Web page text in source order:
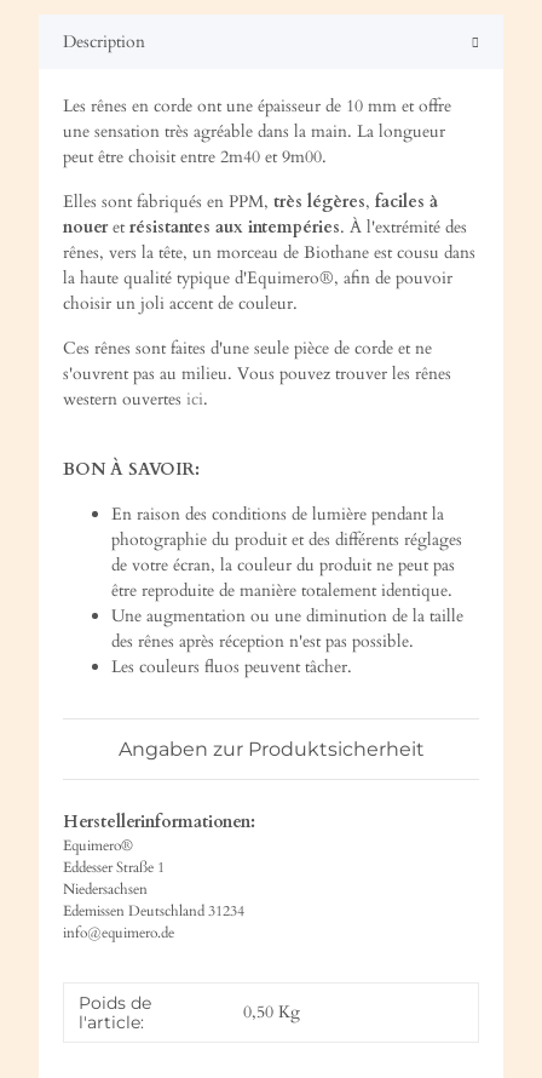
Description
Les rênes en corde ont une épaisseur de 10 mm et offre
une sensation très agréable dans la main. La longueur
peut être choisit entre 2m40 et 9m00.
Elles sont fabriqués en PPM, très légères, faciles à
noueretrésistantes aux intempéries. À l'extrémité des
rênes, vers la tête, un morceau de Biothane est cousu dans
la haute qualité typique d'Equimero®, afin de pouvoir
choisir un joli accent de couleur.
Ces rênes sont faites d'une seule pièce de corde et ne
s'ouvrent pas au milieu. Vous pouvez trouver les rênes
western ouvertes ici.
BON À SAVOIR:
En raison des conditions de lumière pendant la
photographie du produit et des différents réglages
de votre écran, la couleur du produit ne peut pas
être reproduite de manière totalement identique.
Une augmentation ou une diminution de la taille
des rênes après réception n'est pas possible.
Les couleurs fluos peuvent tâcher.
Angaben zur Produktsicherheit
Herstellerinformationen:
Equimero®
Eddesser Straße 1
Niedersachsen
Edemissen Deutschland 31234
info@equimero.de
Poids de
l'article:
0,50 Kg